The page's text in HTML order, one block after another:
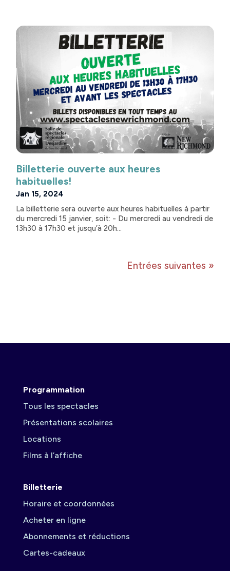
Billetterie ouverte aux heures
habituelles!
Jan 15, 2024
La billetterie sera ouverte aux heures habituelles à partir
du mercredi 15 janvier, soit: - Du mercredi au vendredi de
13h30 à 17h30 et jusqu’à 20h...
Entrées suivantes »
Programmation
Tous les spectacles
Présentations scolaires
Locations
Films à l’affiche
Billetterie
Horaire et coordonnées
Acheter en ligne
Abonnements et réductions
Cartes-cadeaux